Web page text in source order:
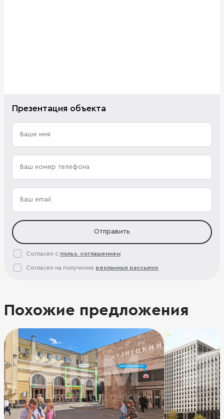
Презентация объекта
Отправить
Согласен с польз. соглашением
Согласен на получение рекламных рассылок
Похожие предложения